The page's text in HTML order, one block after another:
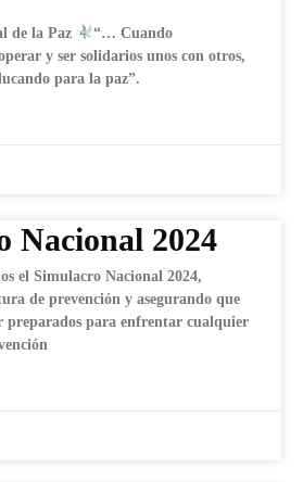
de la Paz
“… Cuando
y ser solidarios unos con otros,
para la paz”.
Nacional 2024
el Simulacro Nacional 2024,
de prevención y asegurando que
preparados para enfrentar cualquier